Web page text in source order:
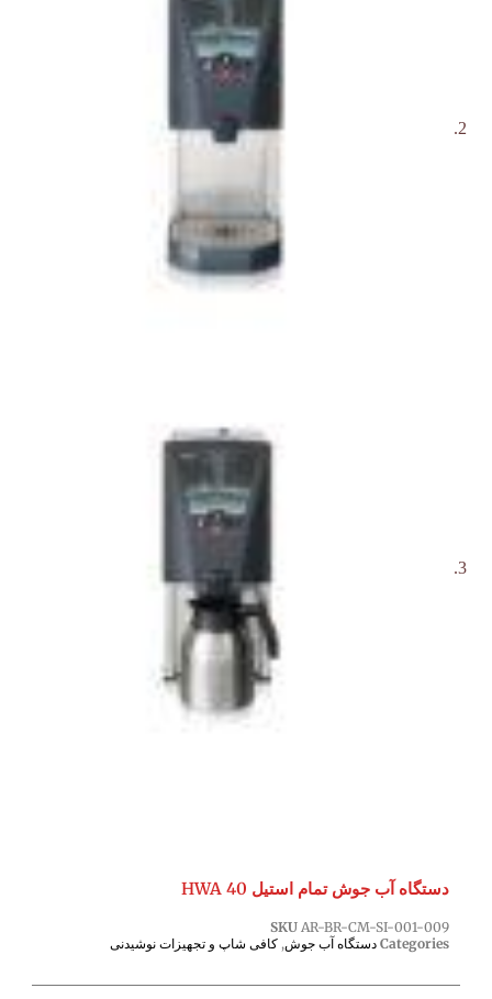
دستگاه آب جوش تمام استیل HWA 40
SKUAR-BR-CM-SI-001-009
Categories دستگاه آب جوش, کافی شاپ و تجهیزات نوشیدنی